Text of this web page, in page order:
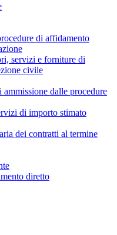
di affidamento
servizi e forniture di
civile
dalle procedure
di importo stimato
dei contratti al termine
diretto